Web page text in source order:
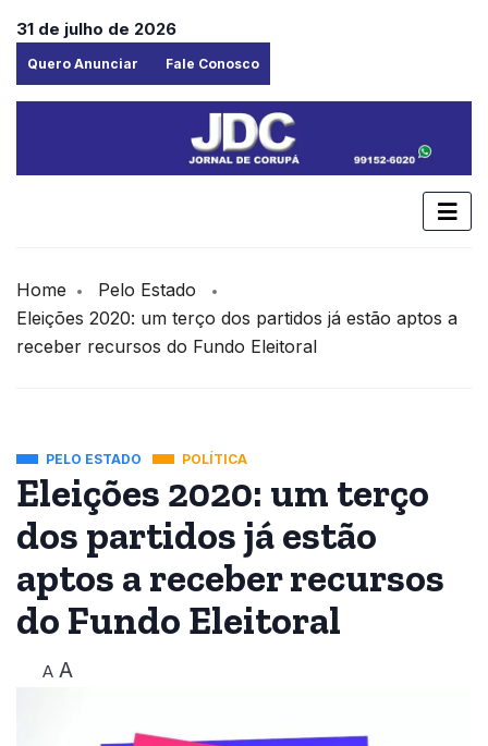
31 de julho de 2026
Quero Anunciar Fale Conosco
Home
Pelo Estado
Eleições 2020: um terço dos partidos já estão aptos a
receber recursos do Fundo Eleitoral
PELO ESTADO POLÍTICA
Eleições 2020: um terço
dos partidos já estão
aptos a receber recursos
do Fundo Eleitoral
A A